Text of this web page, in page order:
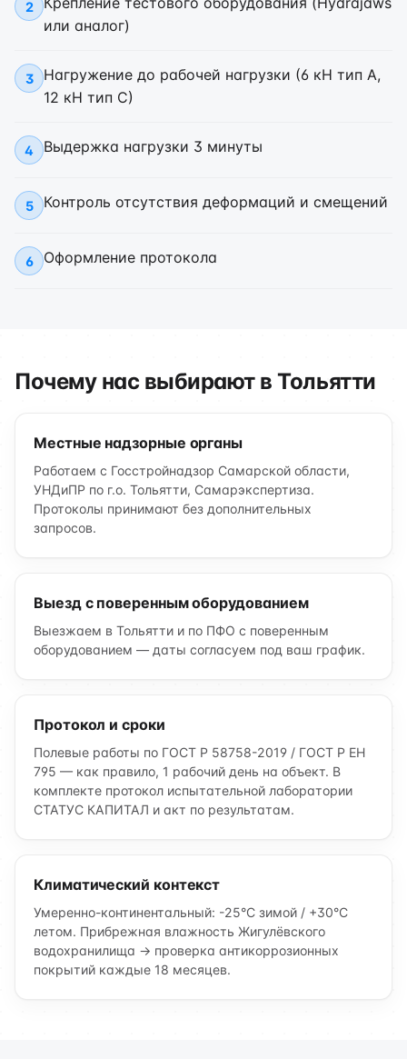
2
или аналог)
3
Нагружение до рабочей нагрузки (6 кН тип А,
12 кН тип С)
4 Выдержка нагрузки 3 минуты
5 Контроль отсутствия деформаций и смещений
6 Оформление протокола
Почему нас выбирают в Тольятти
Местные надзорные органы
Работаем с Госстройнадзор Самарской области,
УНДиПР по г.о. Тольятти, Самарэкспертиза.
Протоколы принимают без дополнительных
запросов.
Выезд с поверенным оборудованием
Выезжаем в Тольятти и по ПФО с поверенным
оборудованием — даты согласуем под ваш график.
Протокол и сроки
Полевые работы по ГОСТ Р 58758-2019 / ГОСТ Р ЕН
795 — как правило, 1 рабочий день на объект. В
комплекте протокол испытательной лаборатории
СТАТУС КАПИТАЛ и акт по результатам.
Климатический контекст
Умеренно-континентальный: -25°C зимой / +30°C
летом. Прибрежная влажность Жигулёвского
водохранилища → проверка антикоррозионных
покрытий каждые 18 месяцев.